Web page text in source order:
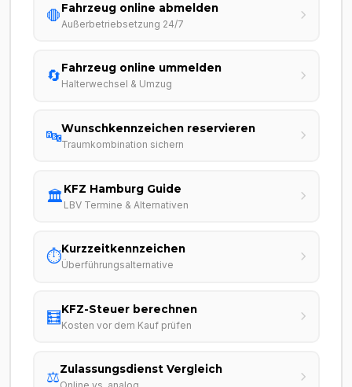
🛑Fahrzeug online abmelden
Außerbetriebsetzung 24/7
🔄Fahrzeug online ummelden
Halterwechsel & Umzug
🔤Wunschkennzeichen reservieren
Traumkombination sichern
🏛️KFZ Hamburg Guide
LBV Termine & Alternativen
⏱️Kurzzeitkennzeichen
Überführungsalternative
🧮KFZ-Steuer berechnen
Kosten vor dem Kauf prüfen
⚖️Zulassungsdienst Vergleich